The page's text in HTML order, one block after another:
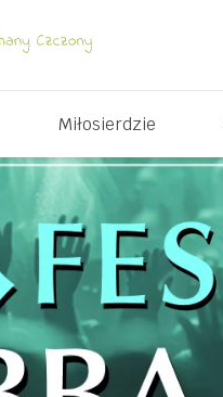
Miłosierdzie